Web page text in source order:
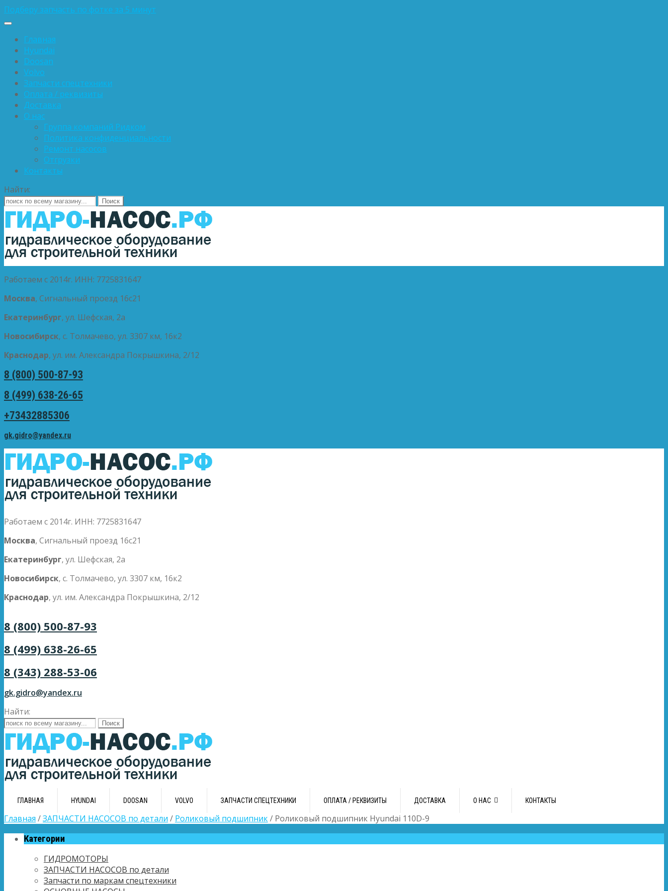
Подберу запчасть по фотке за 5 минут
Главная
Hyundai
Doosan
Volvo
Запчасти спецтехники
Оплата / реквизиты
Доставка
О нас
Группа компаний Ридком
Политика конфиденциальности
Ремонт насосов
Отгрузки
Контакты
Найти:
Работаем с 2014г. ИНН: 7725831647
Москва, Сигнальный проезд 16с21
Екатеринбург, ул. Шефская, 2а
Новосибирск, с. Толмачево, ул. 3307 км, 16к2
Краснодар, ул. им. Александра Покрышкина, 2/12
8 (800) 500-87-93
8 (499) 638-26-65
+73432885306
gk.gidro@yandex.ru
Работаем с 2014г. ИНН: 7725831647
Москва, Сигнальный проезд 16с21
Екатеринбург, ул. Шефская, 2а
Новосибирск, с. Толмачево, ул. 3307 км, 16к2
Краснодар, ул. им. Александра Покрышкина, 2/12
8 (800) 500-87-93
8 (499) 638-26-65
8 (343) 288-53-06
gk.gidro@yandex.ru
Найти:
ГЛАВНАЯ HYUNDAI DOOSAN VOLVO ЗАПЧАСТИ СПЕЦТЕХНИКИ ОПЛАТА / РЕКВИЗИТЫ ДОСТАВКА О НАС КОНТАКТЫ
Главная /ЗАПЧАСТИ НАСОСОВ по детали / Роликовый подшипник/ Роликовый подшипник Hyundai 110D-9
Категории
ГИДРОМОТОРЫ
ЗАПЧАСТИ НАСОСОВ по детали
Запчасти по маркам спецтехники